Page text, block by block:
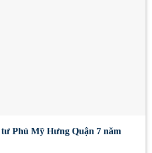
Phú Mỹ Hưng Quận 7 năm